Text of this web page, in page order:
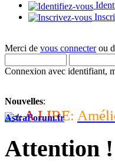
Merci de vous connecterou
Connexion avec identifiant,
Nouvelles:
A LIRE: Améli
AstraForum.fr
Attention !